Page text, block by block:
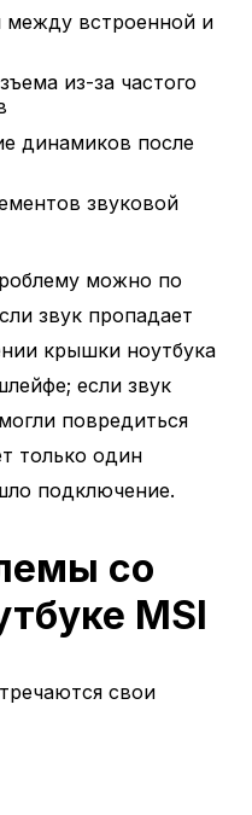
между встроенной и
из-за частого
динамиков после
звуковой
можно по
звук пропадает
крышки ноутбука
если звук
повредиться
только один
подключение.
со
MSI
свои